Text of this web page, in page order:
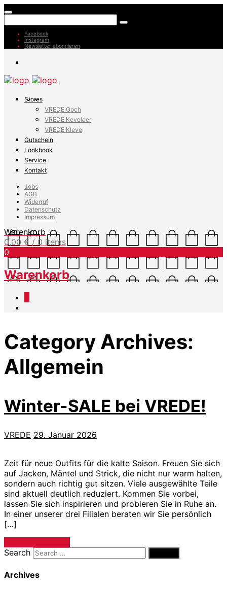
Facebook
Instagram
Newsletter abonnieren
Stores
VREDE Goch
VREDE Kevelaer
VREDE Kleve
Gutschein
Lookbook
Service
Kontakt
Jobs
AGB
Widerruf
Datenschutz
Impressum
Warenkorb
0,00 € / 0 items
0
Warenkorb
Category Archives:
Allgemein
Winter-SALE bei VREDE!
VREDE 29. Januar 2026
Zeit für neue Outfits für die kalte Saison. Freuen Sie sich
auf Jacken, Mäntel und Strick, die nicht nur warm halten,
sondern auch richtig gut sitzen. Viele ausgewählte Teile
sind aktuell deutlich reduziert. Kommen Sie vorbei,
lassen Sie sich inspirieren und probieren Sie in Ruhe an.
In einer unserer drei Filialen beraten wir Sie persönlich
[…]
Search
Archives